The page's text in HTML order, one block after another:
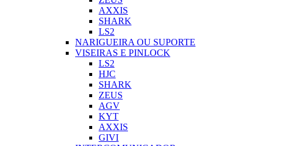
AXXIS
SHARK
LS2
NARIGUEIRA OU SUPORTE
VISEIRAS E PINLOCK
LS2
HJC
SHARK
ZEUS
AGV
KYT
AXXIS
GIVI